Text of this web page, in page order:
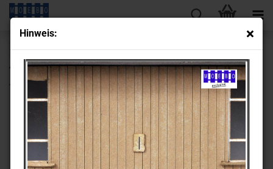
Hin­weis:
« Erster « zurück weiter »
Letzter »
430
Artikel in dieser Kategorie
TT- 900247 Stell­werks­schlos­se­rei / Werk­statt -​geziegelt-